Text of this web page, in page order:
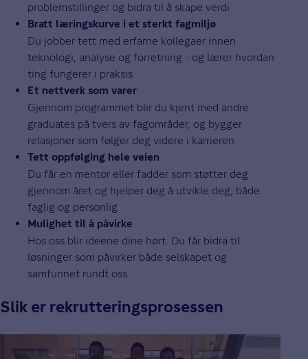
problemstillinger og bidra til å skape verdi
Bratt læringskurve i et sterkt fagmiljø
Du jobber tett med erfarne kollegaer innen
teknologi, analyse og forretning - og lærer hvordan
ting fungerer i praksis
Et nettverk som varer
Gjennom programmet blir du kjent med andre
graduates på tvers av fagområder, og bygger
relasjoner som følger deg videre i karrieren
Tett oppfølging hele veien
Du får en mentor eller fadder som støtter deg
gjennom året og hjelper deg å utvikle deg, både
faglig og personlig
Mulighet til å påvirke
Hos oss blir ideene dine hørt. Du får bidra til
løsninger som påvirker både selskapet og
samfunnet rundt oss
Slik er rekrutteringsprosessen